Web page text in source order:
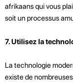
afrikaans qui vous
soit un processus
7. Utilisez la
La technologie
existe de